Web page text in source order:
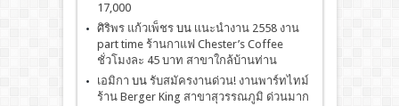
17,000
ศิริพร แก้วเพ็ชรบน เเนะนำงาน 2558 งาน
part time ร้านกาแฟ Chester’s Coffee
ชั่วโมงละ 45 บาท สาขาใกล้บ้านท่าน
เอมิกา บน รับสมัครงานด่วน! งานพาร์ทไทม์
ร้าน Berger King สาขาสุวรรณภูมิ ด่วนมาก